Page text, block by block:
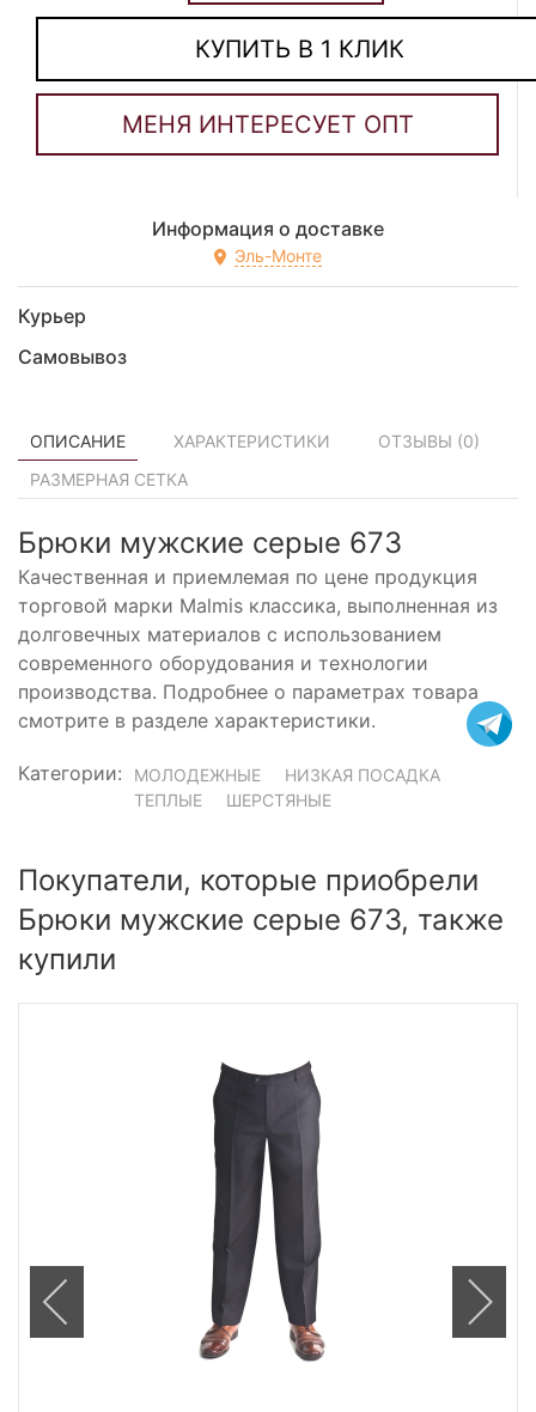
КУПИТЬ В 1 КЛИК
Информация о доставке
Эль-Монте
Курьер
Самовывоз
ОПИСАНИЕ ХАРАКТЕРИСТИКИ ОТЗЫВЫ (0)
РАЗМЕРНАЯ СЕТКА
Брюки мужские серые 673
Качественная и приемлемая по цене продукция
торговой марки Malmis классика, выполненная из
долговечных материалов с использованием
современного оборудования и технологии
производства. Подробнее о параметрах товара
смотрите в разделе характеристики.
Категории: МОЛОДЕЖНЫЕ
НИЗКАЯ ПОСАДКА
ТЕПЛЫЕ
ШЕРСТЯНЫЕ
Покупатели, которые приобрели
Брюки мужские серые 673, также
купили